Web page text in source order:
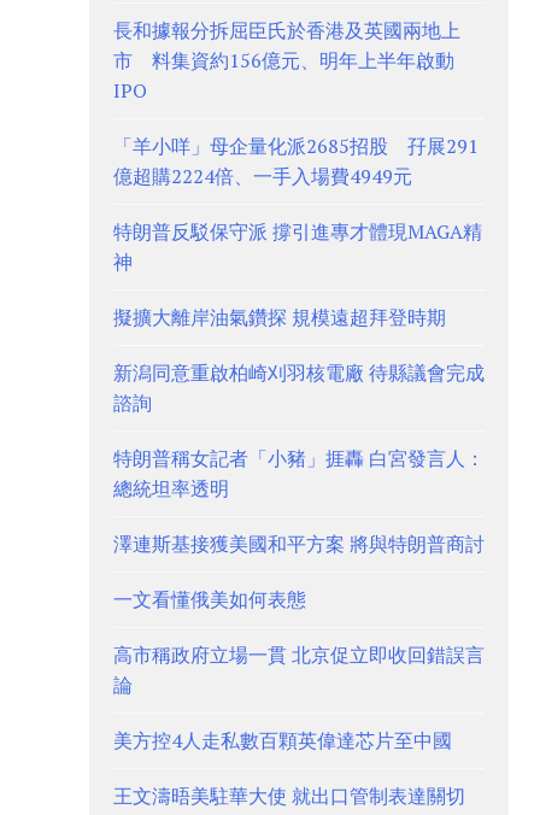
長和據報分拆屈臣氏於香港及英國兩地上
市 料集資約156億元、明年上半年啟動
IPO
「羊小咩」母企量化派2685招股 孖展291
億超購2224倍、一手入場費4949元
特朗普反駁保守派 撐引進專才體現MAGA精
神
擬擴大離岸油氣鑽探 規模遠超拜登時期
新潟同意重啟柏崎刈羽核電廠 待縣議會完成
諮詢
特朗普稱女記者「小豬」捱轟 白宮發言人：
總統坦率透明
澤連斯基接獲美國和平方案 將與特朗普商討
一文看懂俄美如何表態
高市稱政府立場一貫 北京促立即收回錯誤言
論
美方控4人走私數百顆英偉達芯片至中國
王文濤晤美駐華大使 就出口管制表達關切